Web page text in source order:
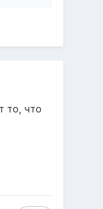
то, что